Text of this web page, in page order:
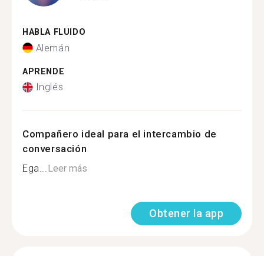
HABLA FLUIDO
Alemán
APRENDE
Inglés
Compañero ideal para el intercambio de
conversación
Ega...Leer más
Obtener la app